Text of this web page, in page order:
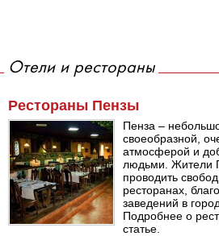
Отели и рестораны
Рестораны Пензы
Пенза –
своеобразной,
атмосферой и
людьми. Жители
проводить
ресторанах,
заведений в
Подробнее о
статье.